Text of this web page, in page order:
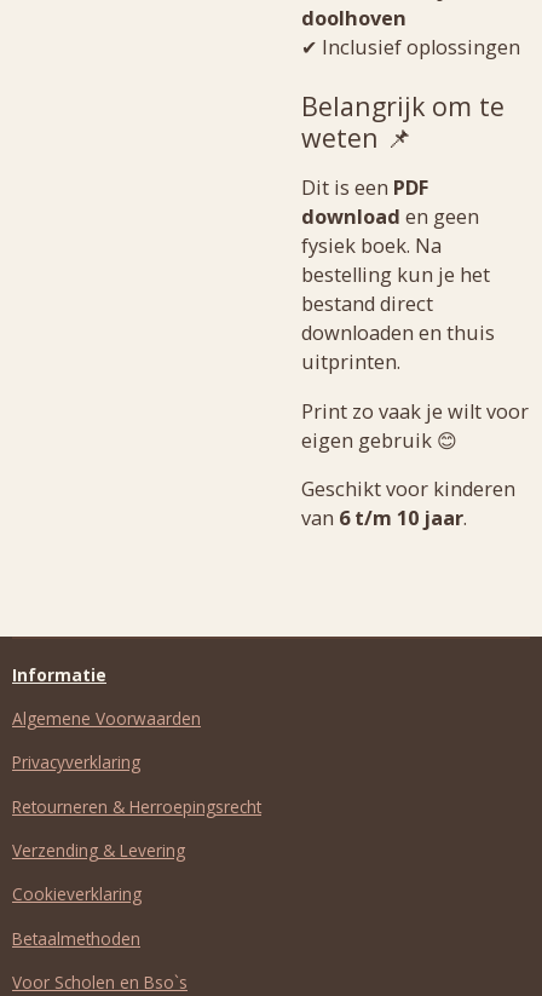
doolhoven
✔ Inclusief oplossingen
Belangrijk om te
weten 📌
Dit is een PDF
download en geen
fysiek boek. Na
bestelling kun je het
bestand direct
downloaden en thuis
uitprinten.
Print zo vaak je wilt voor
eigen gebruik 😊
Geschikt voor kinderen
van 6 t/m 10 jaar.
Informatie
Algemene Voorwaarden
Privacyverklaring
Retourneren & Herroepingsrecht
Verzending & Levering
Cookieverklaring
Betaalmethoden
Voor Scholen en Bso`s